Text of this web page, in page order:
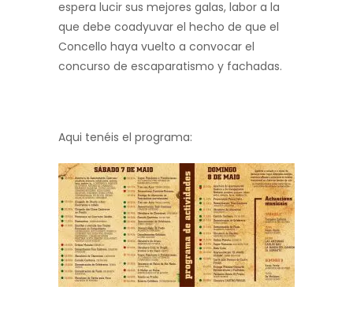
espera lucir sus mejores galas, labor a la
que debe coadyuvar el hecho de que el
Concello haya vuelto a convocar el
concurso de escaparatismo y fachadas.
Aqui tenéis el programa: